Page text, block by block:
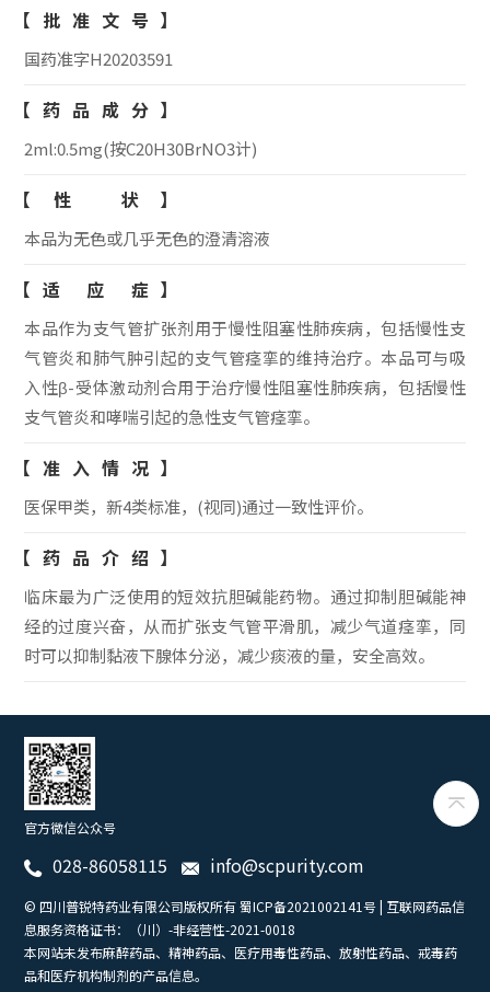
【批准文号】
国药准字H20203591
【药品成分】
2ml:0.5mg(按C20H30BrNO3计)
【性 状】
本品为无色或几乎无色的澄清溶液
【适 应 症】
本品作为支气管扩张剂用于慢性阻塞性肺疾病，包括慢性支
气管炎和肺气肿引起的支气管痉挛的维持治疗。本品可与吸
入性β-受体激动剂合用于治疗慢性阻塞性肺疾病，包括慢性
支气管炎和哮喘引起的急性支气管痉挛。
【准入情况】
医保甲类，新4类标准，(视同)通过一致性评价。
【药品介绍】
临床最为广泛使用的短效抗胆碱能药物。通过抑制胆碱能神
经的过度兴奋，从而扩张支气管平滑肌，减少气道痉挛，同
时可以抑制黏液下腺体分泌，减少痰液的量，安全高效。

官方微信公众号
 028-86058115  info@scpurity.com
© 四川普锐特药业有限公司版权所有蜀ICP备2021002141号 | 互联网药品信
息服务资格证书：（川）-非经营性-2021-0018
本网站未发布麻醉药品、精神药品、医疗用毒性药品、放射性药品、戒毒药
品和医疗机构制剂的产品信息。